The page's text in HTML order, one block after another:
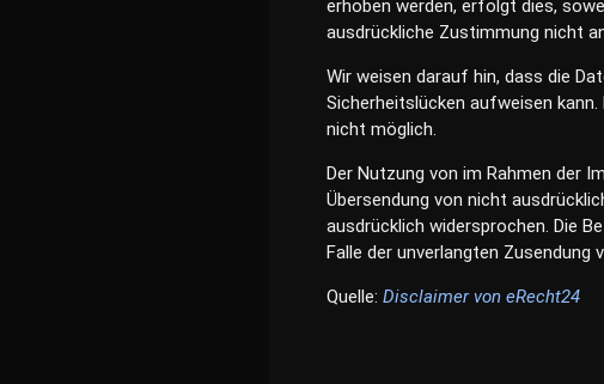
erhoben werden, erfolgt dies,
ausdrückliche Zustimmung nicht
Wir weisen darauf hin, dass die
Sicherheitslücken aufweisen
nicht möglich.
Der Nutzung von im Rahmen der
Übersendung von nicht
ausdrücklich widersprochen. Die
Falle der unverlangten Zusendung
Quelle: Disclaimer von eRecht24